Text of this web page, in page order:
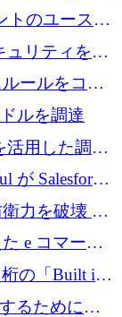
進するために
トのユースケ
ルを調達
ュリティをも
ールをコー
ルを調達
活用した調達
ムを構築
が Salesforce
衛力を破壊 —
アップがそ
e コマース
で 400 万ド
桁の「Built in
るために